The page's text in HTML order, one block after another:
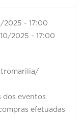
2025 - 17:00
2025 - 17:00
dos eventos
efetuadas